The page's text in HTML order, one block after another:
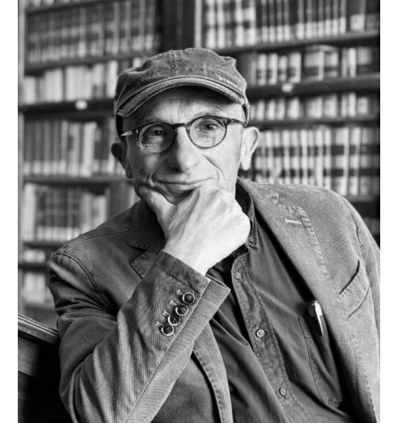
GIOVANNI ROBUSTELLI
Disegnatore e illustratore